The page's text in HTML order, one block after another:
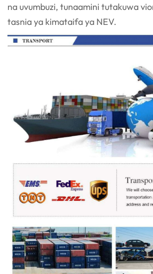
na uvumbuzi, tunaamini tutakuwa
tasnia ya kimataifa ya NEV.